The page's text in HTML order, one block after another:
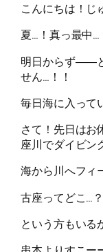
こんにちは！
夏…！真っ最中
明日からず――
せん…！！
毎日海に入って
さて！先日はお
座川でダイビン
海から川へフィ
古座ってどこ…？
という方もいる